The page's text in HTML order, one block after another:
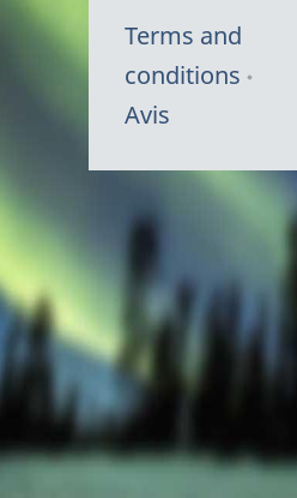
Terms and
conditions
Avis